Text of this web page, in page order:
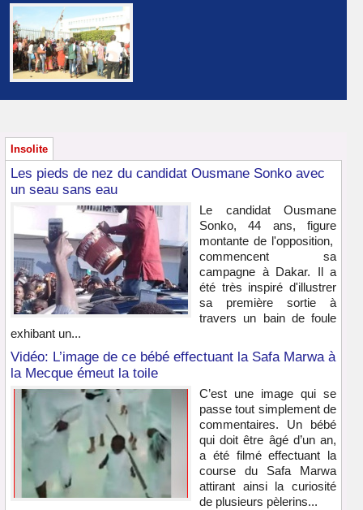
Insolite
Les pieds de nez du candidat Ousmane Sonko avec
un seau sans eau
Le candidat Ousmane
Sonko, 44 ans, figure
montante de l'opposition,
commencent sa
campagne à Dakar. Il a
été très inspiré d'illustrer
sa première sortie à
travers un bain de foule
exhibant un...
Vidéo: L’image de ce bébé effectuant la Safa Marwa à
la Mecque émeut la toile
C’est une image qui se
passe tout simplement de
commentaires. Un bébé
qui doit être âgé d’un an,
a été filmé effectuant la
course du Safa Marwa
attirant ainsi la curiosité
de plusieurs pèlerins...